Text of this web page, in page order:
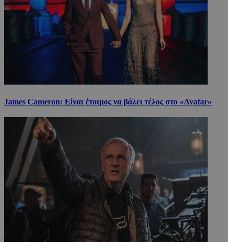
James Cameron: Είναι έτοιμος να βάλει τέλος στο «Avatar»